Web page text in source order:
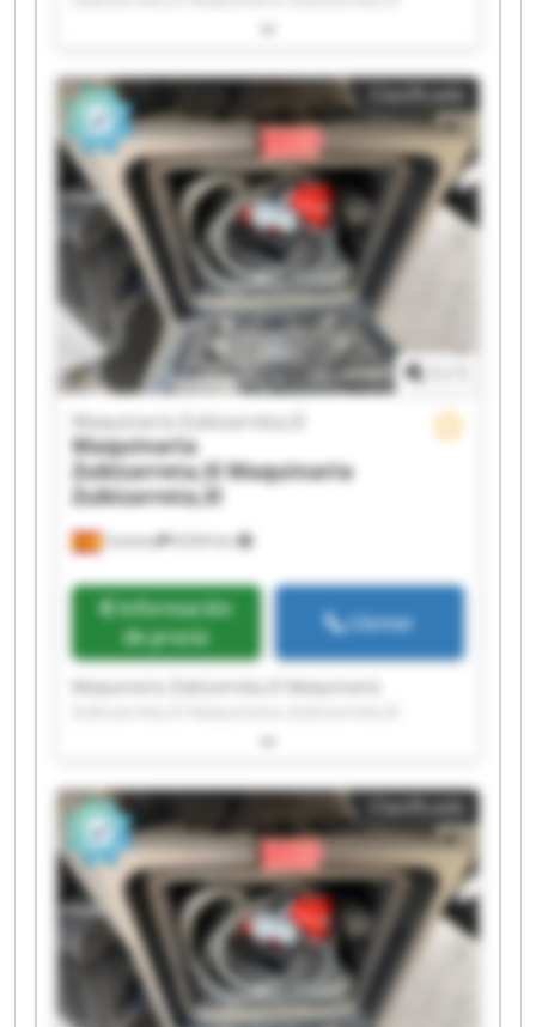
Maquinaria Zubizarreta,Sl Maquinaria
Maquinaria Zubizarreta,Sl Maquinaria
Zubizarreta,Sl Maquinaria Zubizarreta,Sl
Maquinaria Zubizarreta,Sl Maquinaria
Zubizarreta,Sl Maquinaria Zubizarreta,Sl
Maquinaria Zubizarreta,Sl Maquinaria
Zubizarreta,Sl Maquinaria Zubizarreta,Sl
Maquinaria Zubizarreta,Sl Maquinaria
Zubizarreta,Sl Maquinaria Zubizarreta,Sl
Maquinaria Zubizarreta,Sl Maquinaria
Zubizarreta,Sl
Cestona 9,024 km
Maquinaria Zubizarreta,Sl
Maquinaria
Zubizarreta,SlMaquinaria
Zubizarreta,Sl
Información
de precio
Llamar
Maquinaria Zubizarreta,Sl Maquinaria
Maquinaria Zubizarreta,Sl Maquinaria
Zubizarreta,Sl Maquinaria Zubizarreta,Sl
Maquinaria Zubizarreta,Sl Maquinaria
Zubizarreta,Sl Maquinaria Zubizarreta,Sl
Maquinaria Zubizarreta,Sl Maquinaria
Zubizarreta,Sl Maquinaria Zubizarreta,Sl
Maquinaria Zubizarreta,Sl Maquinaria
Zubizarreta,Sl Maquinaria Zubizarreta,Sl
Maquinaria Zubizarreta,Sl Maquinaria
Zubizarreta,Sl